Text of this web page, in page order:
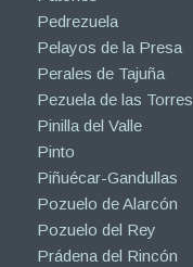
Pedrezuela
Pelayos de la Presa
Perales de Tajuña
Pezuela de las Torres
Pinilla del Valle
Pinto
Piñuécar-Gandullas
Pozuelo de Alarcón
Pozuelo del Rey
Prádena del Rincón